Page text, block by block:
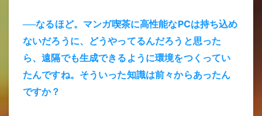
──なるほど。マンガ喫茶に高性能なPCは持ち込め
ないだろうに、どうやってるんだろうと思った
ら、遠隔でも生成できるように環境をつくってい
たんですね。そういった知識は前々からあったん
ですか？